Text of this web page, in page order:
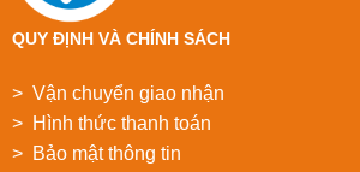
QUY ĐỊNH VÀ CHÍNH SÁCH
> Vận chuyển giao nhận
> Hình thức thanh toán
> Bảo mật thông tin